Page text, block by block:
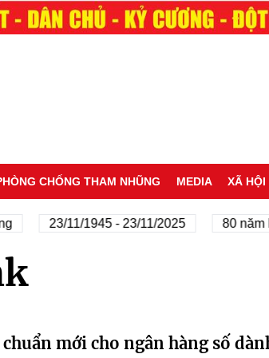
CHỐNG THAM NHŨNG MEDIA XÃ HỘI
23/11/1945 - 23/11/2025 80 năm
mới cho ngân hàng số